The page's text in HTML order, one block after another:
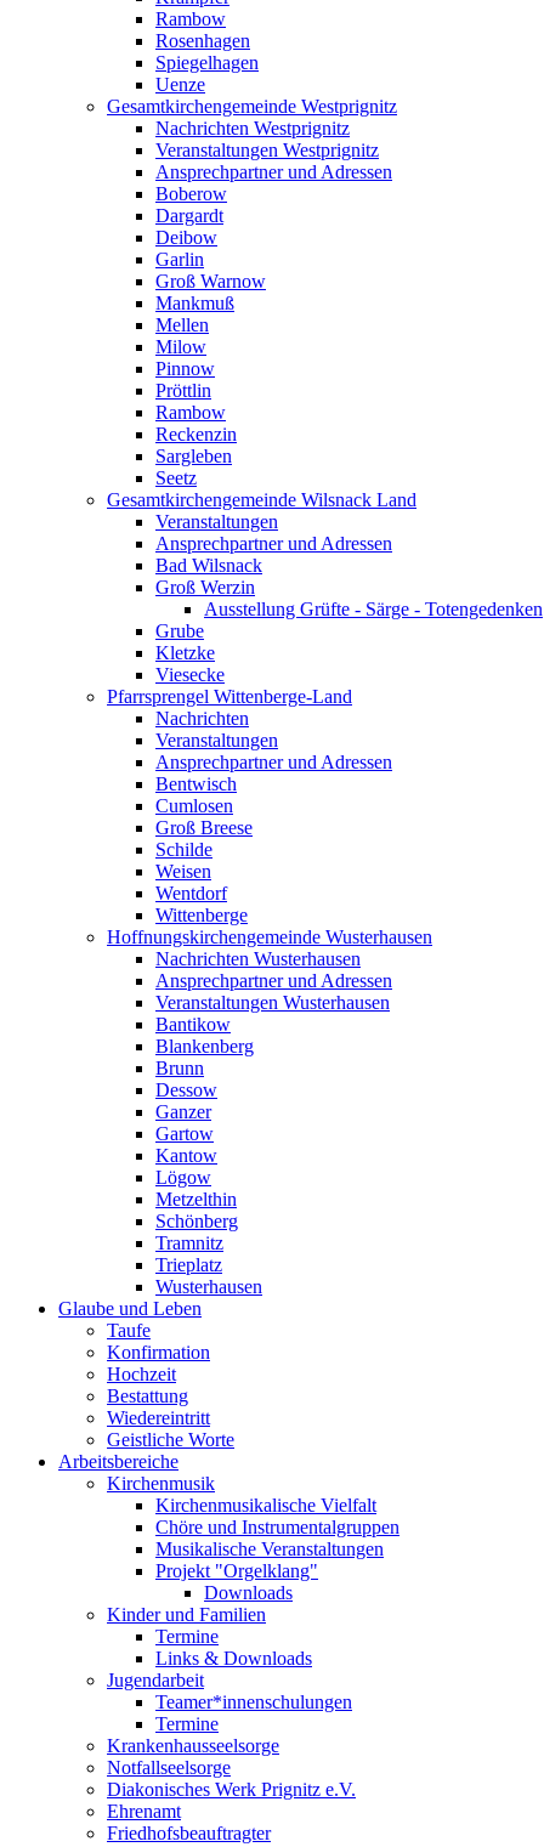
Rambow
Rosenhagen
Spiegelhagen
Uenze
Gesamtkirchengemeinde Westprignitz
Nachrichten Westprignitz
Veranstaltungen Westprignitz
Ansprechpartner und Adressen
Boberow
Dargardt
Deibow
Garlin
Groß Warnow
Mankmuß
Mellen
Milow
Pinnow
Pröttlin
Rambow
Reckenzin
Sargleben
Seetz
Gesamtkirchengemeinde Wilsnack Land
Veranstaltungen
Ansprechpartner und Adressen
Bad Wilsnack
Groß Werzin
Ausstellung Grüfte - Särge - Totengedenken
Grube
Kletzke
Viesecke
Pfarrsprengel Wittenberge-Land
Nachrichten
Veranstaltungen
Ansprechpartner und Adressen
Bentwisch
Cumlosen
Groß Breese
Schilde
Weisen
Wentdorf
Wittenberge
Hoffnungskirchengemeinde Wusterhausen
Nachrichten Wusterhausen
Ansprechpartner und Adressen
Veranstaltungen Wusterhausen
Bantikow
Blankenberg
Brunn
Dessow
Ganzer
Gartow
Kantow
Lögow
Metzelthin
Schönberg
Tramnitz
Trieplatz
Wusterhausen
Glaube und Leben
Taufe
Konfirmation
Hochzeit
Bestattung
Wiedereintritt
Geistliche Worte
Arbeitsbereiche
Kirchenmusik
Kirchenmusikalische Vielfalt
Chöre und Instrumentalgruppen
Musikalische Veranstaltungen
Projekt "Orgelklang"
Downloads
Kinder und Familien
Termine
Links & Downloads
Jugendarbeit
Teamer*innenschulungen
Termine
Krankenhausseelsorge
Notfallseelsorge
Diakonisches Werk Prignitz e.V.
Ehrenamt
Friedhofsbeauftragter